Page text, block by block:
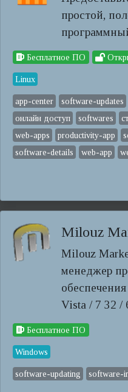
простой,
Бесплатное ПО
Linux
app-center software-updates
онлайн доступ
softwares
web-apps
productivity-app
software-details
web-app
Milouz
Milouz
менеджер
Vista / 7 32 /
Бесплатное ПО
Windows
software-updating software-